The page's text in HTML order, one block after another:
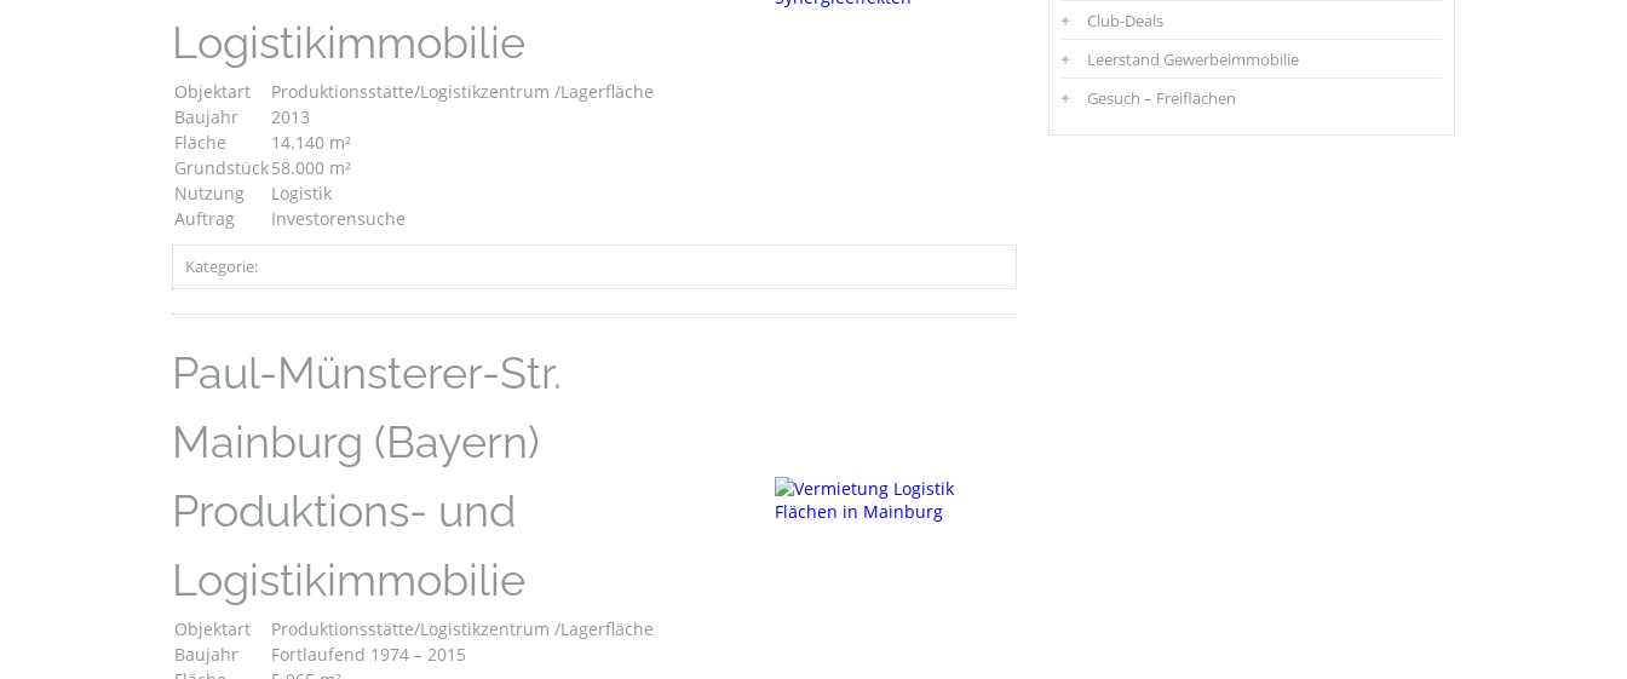
Logistikimmobilie
Objektart
Produktionsstätte/Logistikzentrum /Lagerfläche
Baujahr
2013
Fläche
14.140 m²
Grundstück58.000 m²
Nutzung
Logistik
Auftrag
Investorensuche
Kategorie:
Paul-Münsterer-Str.
Mainburg (Bayern)
Produktions- und
Logistikimmobilie
Objektart
Produktionsstätte/Logistikzentrum /Lagerfläche
Baujahr
Fortlaufend 1974 – 2015
Club-Deals
Leerstand Gewerbeimmobilie
Gesuch – Freiflächen